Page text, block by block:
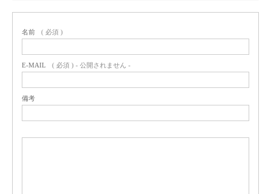
名前 ( 必須 )
E-MAIL ( 必須 ) - 公開されません -
備考